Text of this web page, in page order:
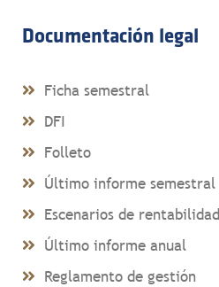
Documentación legal
Ficha semestral
DFI
Folleto
Último informe semestral
Escenarios de rentabilidad
Último informe anual
Reglamento de gestión